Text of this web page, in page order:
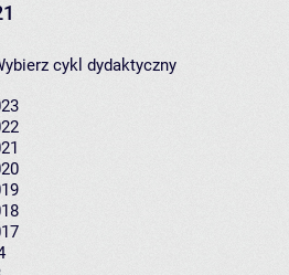
cykl dydaktyczny